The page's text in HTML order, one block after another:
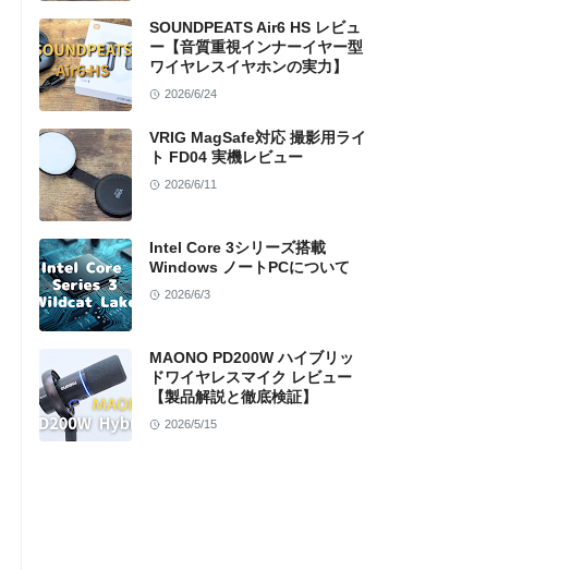
SOUNDPEATS Air6 HS レビュ
ー【音質重視インナーイヤー型
ワイヤレスイヤホンの実力】
2026/6/24
VRIG MagSafe対応 撮影用ライ
ト FD04 実機レビュー
2026/6/11
Intel Core 3シリーズ搭載
Windows ノートPCについて
2026/6/3
MAONO PD200W ハイブリッ
ドワイヤレスマイク レビュー
【製品解説と徹底検証】
2026/5/15